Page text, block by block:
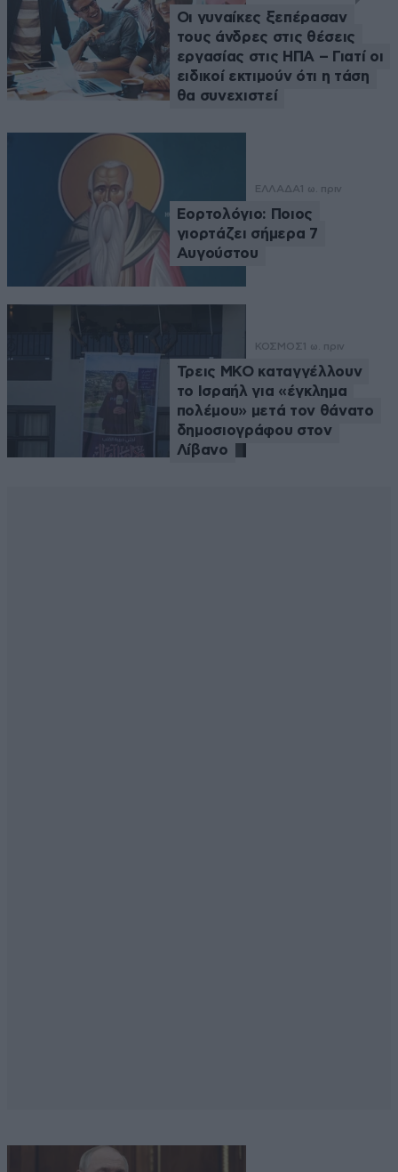
Οι γυναίκες ξεπέρασαν
τους άνδρες στις θέσεις
εργασίας στις ΗΠΑ – Γιατί οι
ειδικοί εκτιμούν ότι η τάση
θα συνεχιστεί
ΕΛΛΑΔΑ 1 ω. πριν
Εορτολόγιο: Ποιος
γιορτάζει σήμερα 7
Αυγούστου
ΚΟΣΜΟΣ 1 ω. πριν
Τρεις ΜΚΟ καταγγέλλουν
το Ισραήλ για «έγκλημα
πολέμου» μετά τον θάνατο
δημοσιογράφου στον
Λίβανο